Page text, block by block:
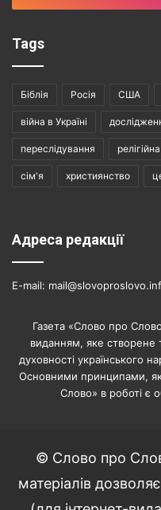
Tags
Біблія Росія США
війна в Україні
переслідування
сім'я християнство
Адреса редакції
E-mail:
Газета «Слово про
виданням, яке створене
духовності українського
Основними принципами,
Слово» в роботі є
© Слово про
матеріалів